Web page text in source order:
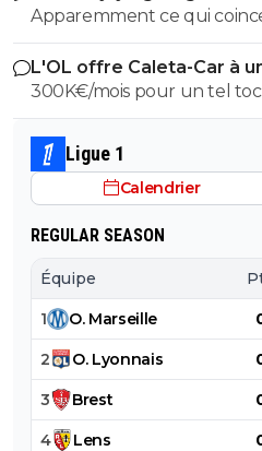
Apparemment ce qui
salaire. S'il veut vraiment
L'OL offre Caleta-Car à
300K€/mois pour un tel
dans la merde.
Ligue 1
Calendrier
REGULAR SEASON
Équipe
1 O. Marseille
2 O. Lyonnais
3 Brest
4 Lens